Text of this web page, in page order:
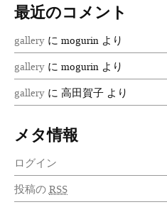
最近のコメント
galleryに mogurin より
galleryに mogurin より
galleryに 高田賀子より
メタ情報
ログイン
投稿の RSS